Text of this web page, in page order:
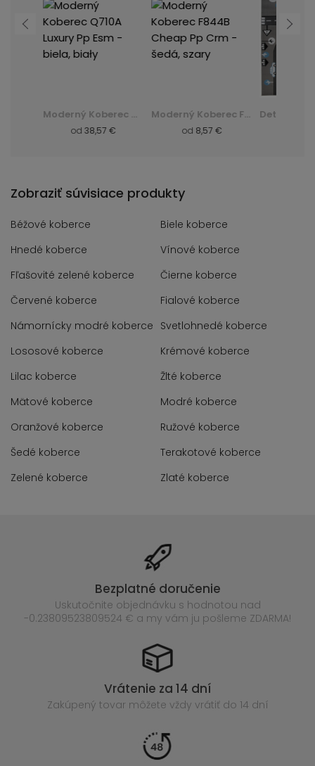
Moderný Koberec Q710A Luxury Pp Esm - biela, biały
od 38,57 €
Moderný Koberec F844B Cheap Pp Crm - šedá, szary
od 8,57 €
Zobraziť súvisiace produkty
Béžové koberce
Biele koberce
Hnedé koberce
Vínové koberce
Fľašovité zelené koberce
Čierne koberce
Červené koberce
Fialové koberce
Námornícky modré koberce Svetlohnedé koberce
Lososové koberce
Krémové koberce
Lilac koberce
Žlté koberce
Mätové koberce
Modré koberce
Oranžové koberce
Ružové koberce
Šedé koberce
Terakotové koberce
Zelené koberce
Zlaté koberce
Bezplatné doručenie
Uskutočnite objednávku s hodnotou nad
-0.23809523809524 € a my vám ju pošleme ZDARMA!
Vrátenie za 14 dní
Zakúpený tovar môžete vždy vrátiť do 14 dní